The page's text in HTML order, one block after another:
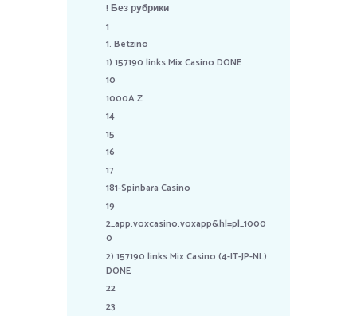
! Без рубрики
1
1. Betzino
1) 157190 links Mix Casino DONE
10
1000A Z
14
15
16
17
181-Spinbara Casino
19
2_app.voxcasino.voxapp&hl=pl_1000
0
2) 157190 links Mix Casino (4-IT-JP-NL)
DONE
22
23